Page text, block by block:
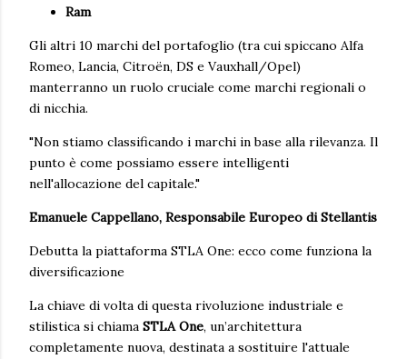
Ram
Gli altri 10 marchi del portafoglio (tra cui spiccano Alfa
Romeo, Lancia, Citroën, DS e Vauxhall/Opel)
manterranno un ruolo cruciale come marchi regionali o
di nicchia.
"Non stiamo classificando i marchi in base alla rilevanza. Il
punto è come possiamo essere intelligenti
nell'allocazione del capitale."
Emanuele Cappellano, Responsabile Europeo di Stellantis
Debutta la piattaforma STLA One: ecco come funziona la
diversificazione
La chiave di volta di questa rivoluzione industriale e
stilistica si chiama STLA One, un’architettura
completamente nuova, destinata a sostituire l'attuale